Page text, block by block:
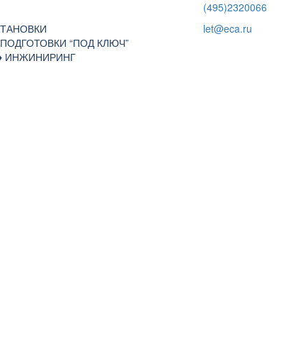
“ПОД КЛЮЧ”
ИНЖИНИРИНГ
(495)2320066
let@eca.ru